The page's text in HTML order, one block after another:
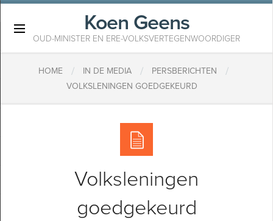
Koen Geens
OUD-MINISTER EN ERE-VOLKSVERTEGENWOORDIGER
HOME / IN DE MEDIA / PERSBERICHTEN /
VOLKSLENINGEN GOEDGEKEURD
Volksleningen
goedgekeurd